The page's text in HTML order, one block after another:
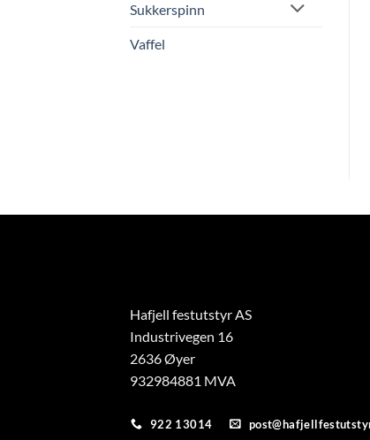
Sukkerspinn
Vaffel
VELG DATO I
12.00
Hafjell festutstyr AS
Industrivegen 16
2636 Øyer
932984881 MVA
922 13014